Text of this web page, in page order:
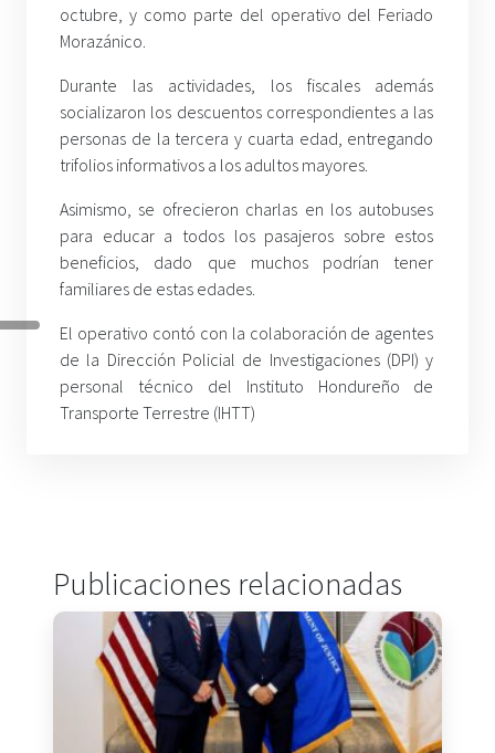
octubre, y como parte del operativo del Feriado
Morazánico.
Durante las actividades, los fiscales además
socializaron los descuentos correspondientes a las
personas de la tercera y cuarta edad, entregando
trifolios informativos a los adultos mayores.
Asimismo, se ofrecieron charlas en los autobuses
para educar a todos los pasajeros sobre estos
beneficios, dado que muchos podrían tener
familiares de estas edades.
El operativo contó con la colaboración de agentes
de la Dirección Policial de Investigaciones (DPI) y
personal técnico del Instituto Hondureño de
Transporte Terrestre (IHTT)
Publicaciones relacionadas